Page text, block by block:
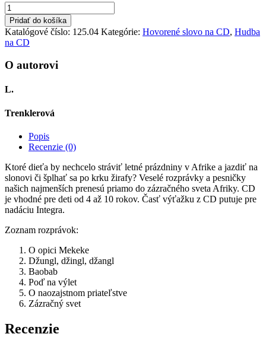
8,00€.7,60€.
množstvo
CD
Prázdniny
v
Afrike
Pridať do košíka
Katalógové číslo: 125.04 Kategórie: Hovorené slovo na CD, Hudba
na CD
O autorovi
L.
Trenklerová
Popis
Recenzie (0)
Ktoré dieťa by nechcelo stráviť letné prázdniny v Afrike a jazdiť na
slonovi či šplhať sa po krku žirafy? Veselé rozprávky a pesničky
našich najmenších prenesú priamo do zázračného sveta Afriky. CD
je vhodné pre deti od 4 až 10 rokov. Časť výťažku z CD putuje pre
nadáciu Integra.
Zoznam rozprávok:
O opici Mekeke
Džungl, džingl, džangl
Baobab
Poď na výlet
O naozajstnom priateľstve
Zázračný svet
Recenzie